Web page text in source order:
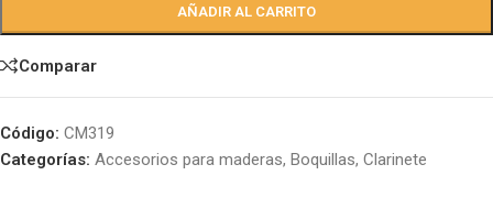
AÑADIR AL CARRITO
Comparar
Código: CM319
Categorías: Accesorios para maderas, Boquillas, Clarinete